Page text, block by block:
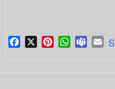
Facebook
X PinterestWhatsApp
Teams